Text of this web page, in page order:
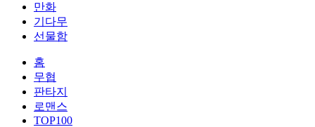
만화
기다무
선물함
홈
무협
판타지
로맨스
TOP100